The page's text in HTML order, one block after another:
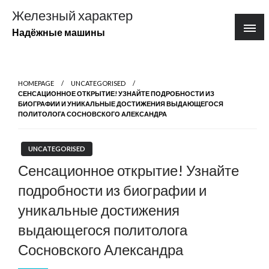
содержимому
Железный характер
Надёжные машины
HOMEPAGE
UNCATEGORISED
СЕНСАЦИОННОЕ ОТКРЫТИЕ! УЗНАЙТЕ ПОДРОБНОСТИ ИЗ
БИОГРАФИИ И УНИКАЛЬНЫЕ ДОСТИЖЕНИЯ ВЫДАЮЩЕГОСЯ
ПОЛИТОЛОГА СОСНОВСКОГО АЛЕКСАНДРА
UNCATEGORISED
Сенсационное открытие! Узнайте
подробности из биографии и
уникальные достижения
выдающегося политолога
Сосновского Александра